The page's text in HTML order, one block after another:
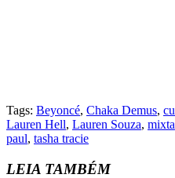
Tags: Beyoncé, Chaka Demus,
Lauren Hell, Lauren Souza,
paul, tasha tracie
LEIA TAMBÉM